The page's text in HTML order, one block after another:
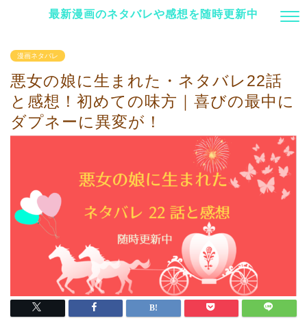
最新漫画のネタバレや感想を随時更新中
漫画ネタバレ
悪女の娘に生まれた・ネタバレ22話
と感想！初めての味方｜喜びの最中に
ダプネーに異変が！